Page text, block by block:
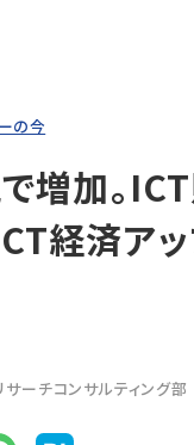
の今
増加。
経済アッ
ーチコンサルティング部